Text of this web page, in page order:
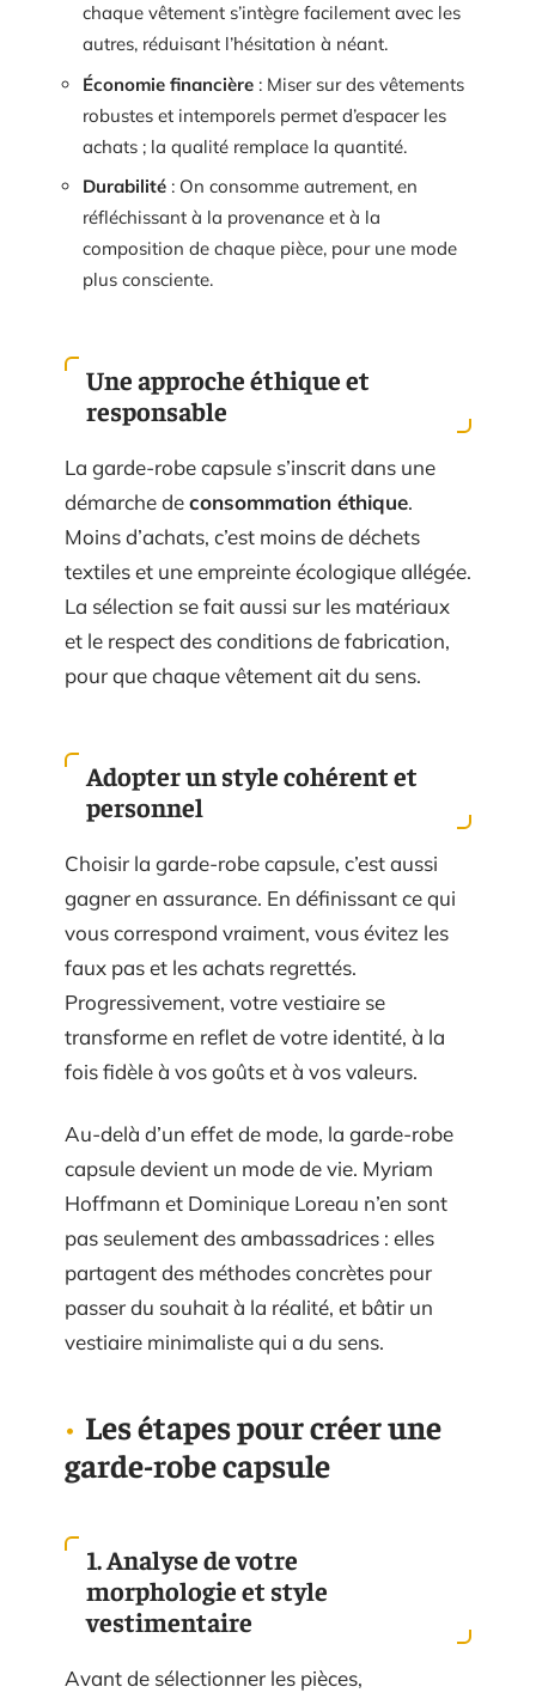
chaque vêtement s’intègre facilement avec les
autres, réduisant l’hésitation à néant.
Économie financière : Miser sur des vêtements
robustes et intemporels permet d’espacer les
achats ; la qualité remplace la quantité.
Durabilité : On consomme autrement, en
réfléchissant à la provenance et à la
composition de chaque pièce, pour une mode
plus consciente.
Une approche éthique et
responsable
La garde-robe capsule s’inscrit dans une
démarche deconsommation éthique.
Moins d’achats, c’est moins de déchets
textiles et une empreinte écologique allégée.
La sélection se fait aussi sur les matériaux
et le respect des conditions de fabrication,
pour que chaque vêtement ait du sens.
Adopter un style cohérent et
personnel
Choisir la garde-robe capsule, c’est aussi
gagner en assurance. En définissant ce qui
vous correspond vraiment, vous évitez les
faux pas et les achats regrettés.
Progressivement, votre vestiaire se
transforme en reflet de votre identité, à la
fois fidèle à vos goûts et à vos valeurs.
Au-delà d’un effet de mode, la garde-robe
capsule devient un mode de vie. Myriam
Hoffmann et Dominique Loreau n’en sont
pas seulement des ambassadrices : elles
partagent des méthodes concrètes pour
passer du souhait à la réalité, et bâtir un
vestiaire minimaliste qui a du sens.
Les étapes pour créer une
garde-robe capsule
1. Analyse de votre
morphologie et style
vestimentaire
Avant de sélectionner les pièces,